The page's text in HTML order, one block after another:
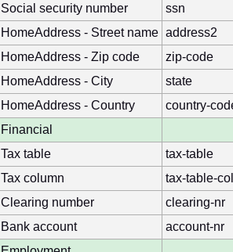
Social security number
ssn
HomeAddress - Street name address2
HomeAddress - Zip code
zip-code
HomeAddress - City
state
HomeAddress - Country
country-
Financial
Tax table
tax-table
Tax column
tax-table-
Clearing number
clearing-nr
Bank account
account-nr